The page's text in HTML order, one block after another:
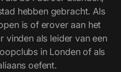
hebben gebracht. Als
is of erover aan het
vinden als leider van een
in Londen of als
oefent.